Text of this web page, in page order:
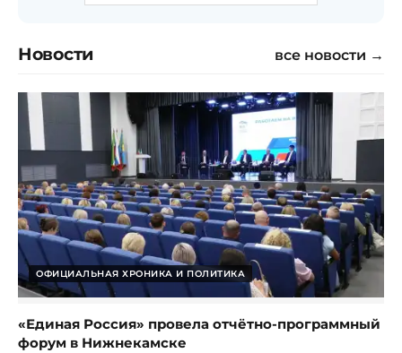
Новости все новости →
ОФИЦИАЛЬНАЯ ХРОНИКА И ПОЛИТИКА
«Единая Россия» провела отчётно-программный
форум в Нижнекамске